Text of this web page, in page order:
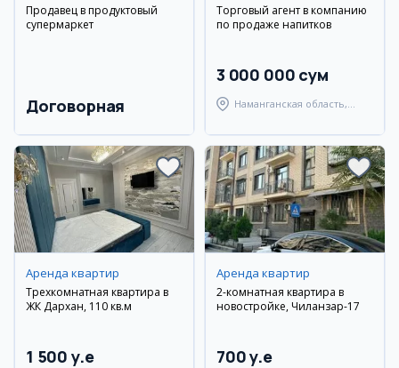
Продавец в продуктовый
супермаркет
Договорная
Торговый агент в компанию
по продаже напитков
3 000 000 сум
Наманганская область,
Аренда квартир
Трехкомнатная квартира в
ЖК Дархан, 110 кв.м
1 500 y.e
Аренда квартир
2-комнатная квартира в
новостройке, Чиланзар-17
700 y.e